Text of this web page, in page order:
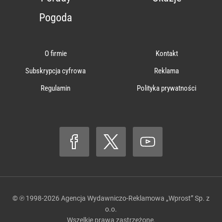
Pogoda
O firmie
Kontakt
Subskrypcja cyfrowa
Reklama
Regulamin
Polityka prywatności
© ℗ 1998-2026 Agencja Wydawniczo-Reklamowa „Wprost” Sp. z
o.o.
Wszelkie prawa zastrzeżone.